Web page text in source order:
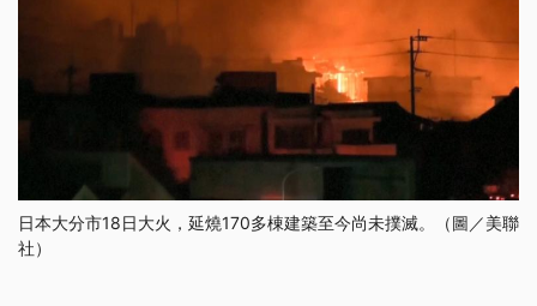
日本大分市18日大火，延燒170多棟建築至今尚未撲滅。（圖／美聯
社）